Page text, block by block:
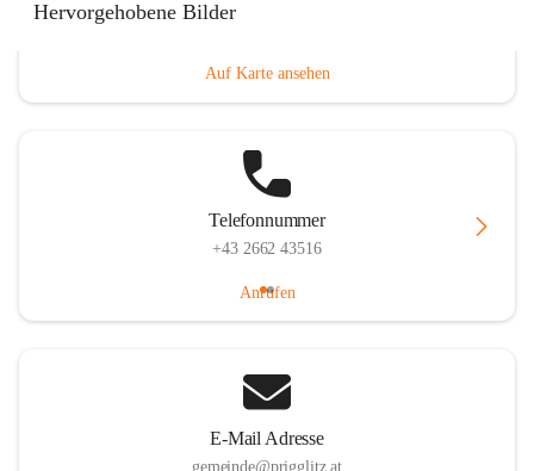
Hervorgehobene Bilder
Auf Karte ansehen
Telefonnummer
+43 2662 43516
Anrufen
E-Mail Adresse
gemeinde@prigglitz.at